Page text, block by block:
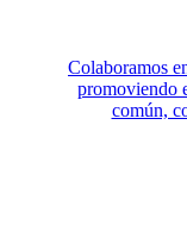
Colaboramos
promoviendo
común,